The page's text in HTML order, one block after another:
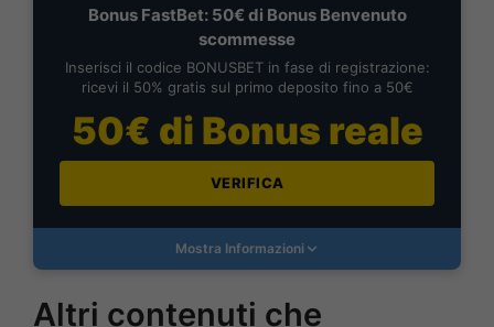
Bonus FastBet: 50€ di Bonus Benvenuto
scommesse
Inserisci il codice BONUSBET in fase di registrazione:
ricevi il 50% gratis sul primo deposito fino a 50€
50€ di Bonus reale
VERIFICA
Mostra Informazioni
Altri contenuti che